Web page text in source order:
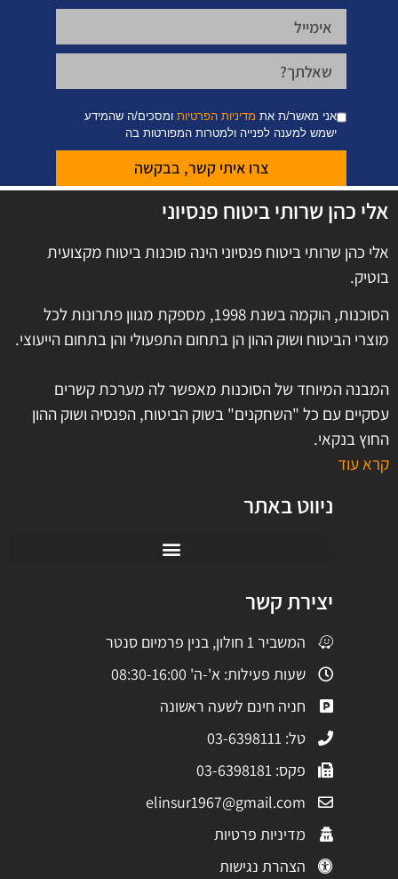
אני מאשר/ת את מדיניות הפרטיות ומסכים/ה שהמידע
ישמש למענה לפנייה ולמטרות המפורטות בה
צרו איתי קשר, בבקשה
אלי כהן שרותי ביטוח פנסיוני
אלי כהן שרותי ביטוח פנסיוני הינה סוכנות ביטוח מקצועית
בוטיק.
הסוכנות, הוקמה בשנת 1998, מספקת מגוון פתרונות לכל
מוצרי הביטוח ושוק ההון הן בתחום התפעולי והן בתחום הייעוצי.
המבנה המיוחד של הסוכנות מאפשר לה מערכת קשרים
עסקיים עם כל "השחקנים" בשוק הביטוח, הפנסיה ושוק ההון
החוץ בנקאי.
קרא עוד
ניווט באתר
יצירת קשר
המשביר 1 חולון, בנין פרמיום סנטר
שעות פעילות: א'-ה' 08:30-16:00
חניה חינם לשעה ראשונה
טל: 03-6398111
פקס: 03-6398181
elinsur1967@gmail.com
מדיניות פרטיות
הצהרת נגישות